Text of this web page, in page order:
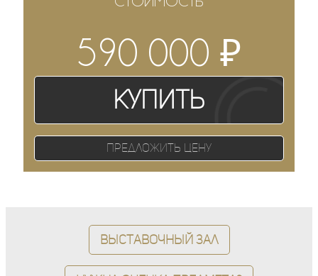
590 000 ₽
Купить
Предложить цену
Выставочный зал